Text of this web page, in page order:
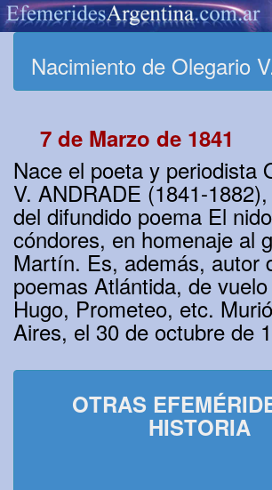
Nacimiento de Olegario
7 de Marzo de 1841
Nace el poeta y periodista
V. ANDRADE (1841-
del difundido poema El
cóndores, en homenaje al
Martín. Es, además, autor
poemas Atlántida, de
Hugo, Prometeo, etc.
Aires, el 30 de octubre de
OTRAS
HISTORIA